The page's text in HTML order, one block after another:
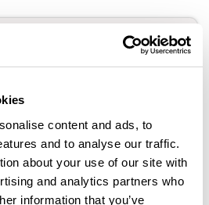
content and ads, to
and to analyse our traffic.
about your use of our site with
and analytics partners who
information that you’ve
ancora alcuna recensione.
primo a inviare una recensione!
una recensione